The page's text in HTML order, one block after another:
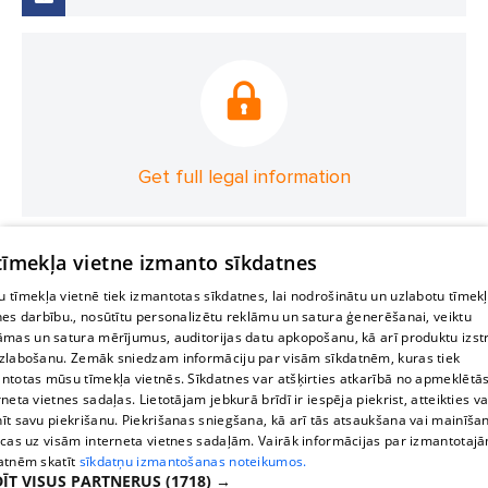
Get full legal information
vietne izmanto sīkdatnes
tīmekļa vietnē tiek izmantotas sīkdatnes, lai nodrošinātu un uzlabotu
darbību., nosūtītu personalizētu reklāmu un satura ģenerēšanai, veiktu
un satura mērījumus, auditorijas datu apkopošanu, kā arī produktu
Zemāk sniedzam informāciju par visām sīkdatnēm, kuras tiek
mūsu tīmekļa vietnēs. Sīkdatnes var atšķirties atkarībā no
vietnes sadaļas. Lietotājam jebkurā brīdī ir iespēja piekrist, atteikties
savu piekrišanu. Piekrišanas sniegšana, kā arī tās atsaukšana vai
uz visām interneta vietnes sadaļām. Vairāk informācijas par
skatīt sīkdatņu izmantošanas noteikumos.
VISUS PARTNERUS (1718) →